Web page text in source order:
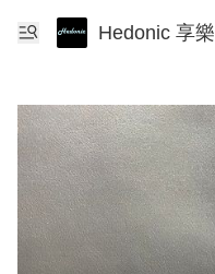
Hedonic 享樂